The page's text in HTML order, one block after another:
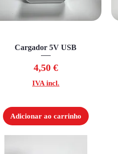
Visualização rápida
Cargador 5V USB
Preço
4,50 €
IVA incl.
Adicionar ao carrinho